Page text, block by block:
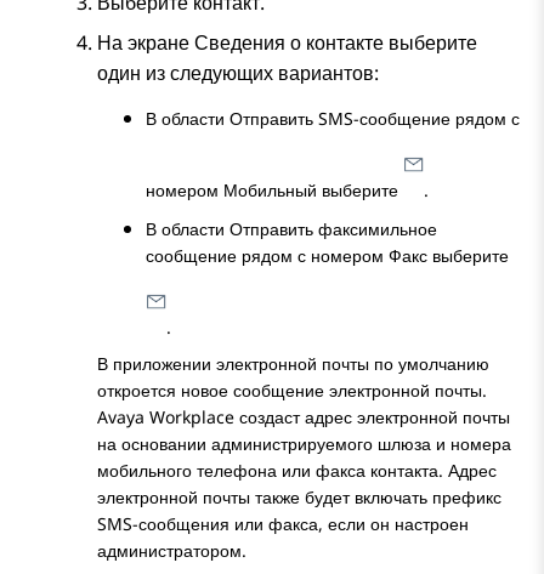
На экранеСведения о контакте выберите
один из следующих вариантов:
В области Отправить SMS-сообщение рядом с
номером Мобильный выберите
.
В области Отправить факсимильное
сообщение рядом с номером Факс выберите
.
В приложении электронной почты по умолчанию
откроется новое сообщение электронной почты.
Avaya Workplace создаст адрес электронной почты
на основании администрируемого шлюза и номера
мобильного телефона или факса контакта. Адрес
электронной почты также будет включать префикс
SMS-сообщения или факса, если он настроен
администратором.